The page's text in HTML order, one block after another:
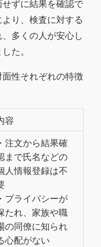
ずに結果を確認で
り、検査に対する
多くの人が安心し
た。
性それぞれの特徴
容
・注文から結果確
まで氏名などの
人情報登録は不
・プライバシーが
たれ、家族や職
の同僚に知られ
心配がない